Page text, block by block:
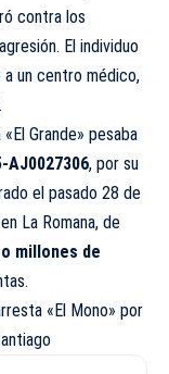
contra los
El individuo
un centro médico,
Grande» pesaba
AJ0027306, por su
el pasado 28 de
La Romana, de
millones de
«El Mono» por